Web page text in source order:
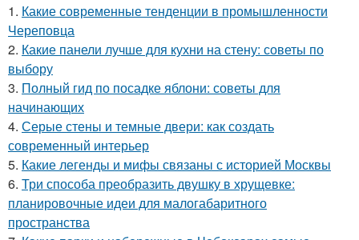
1. Какие современные тенденции в промышленности
Череповца
2. Какие панели лучше для кухни на стену: советы по
выбору
3. Полный гид по посадке яблони: советы для
начинающих
4. Серые стены и темные двери: как создать
современный интерьер
5. Какие легенды и мифы связаны с историей Москвы
6. Три способа преобразить двушку в хрущевке:
планировочные идеи для малогабаритного
пространства